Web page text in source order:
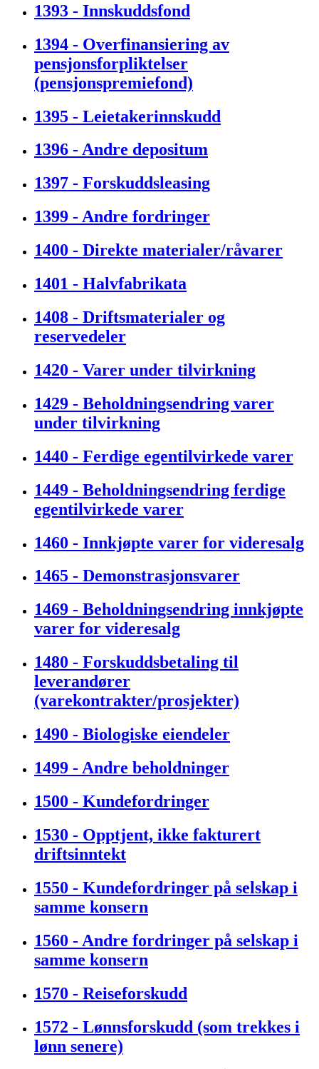
1393 - Innskuddsfond
1394 - Overfinansiering av
pensjonsforpliktelser
(pensjonspremiefond)
1395 - Leietakerinnskudd
1396 - Andre depositum
1397 - Forskuddsleasing
1399 - Andre fordringer
1400 - Direkte materialer/råvarer
1401 - Halvfabrikata
1408 - Driftsmaterialer og
reservedeler
1420 - Varer under tilvirkning
1429 - Beholdningsendring varer
under tilvirkning
1440 - Ferdige egentilvirkede varer
1449 - Beholdningsendring ferdige
egentilvirkede varer
1460 - Innkjøpte varer for videresalg
1465 - Demonstrasjonsvarer
1469 - Beholdningsendring innkjøpte
varer for videresalg
1480 - Forskuddsbetaling til
leverandører
(varekontrakter/prosjekter)
1490 - Biologiske eiendeler
1499 - Andre beholdninger
1500 - Kundefordringer
1530 - Opptjent, ikke fakturert
driftsinntekt
1550 - Kundefordringer på selskap i
samme konsern
1560 - Andre fordringer på selskap i
samme konsern
1570 - Reiseforskudd
1572 - Lønnsforskudd (som trekkes i
lønn senere)